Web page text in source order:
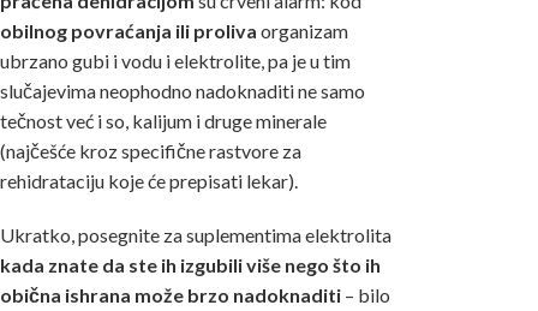
obilnog povraćanja ili proliva organizam
ubrzano gubi i vodu i elektrolite, pa je u tim
slučajevima neophodno nadoknaditi ne samo
tečnost već i so, kalijum i druge minerale
(najčešće kroz specifične rastvore za
rehidrataciju koje će prepisati lekar).
Ukratko, posegnite za suplementima elektrolita
kada znate da ste ih izgubili više nego što ih
obična ishrana može brzo nadoknaditi – bilo